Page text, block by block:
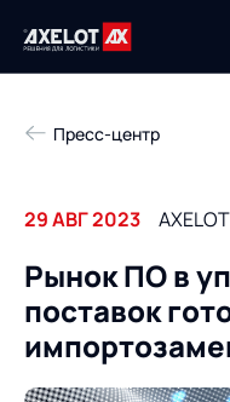
Техподдержка
Компания
Продукты
Роботизация
Пресс-центр
29 АВГ 2023 AXELOT
Рынок ПО в
поставок